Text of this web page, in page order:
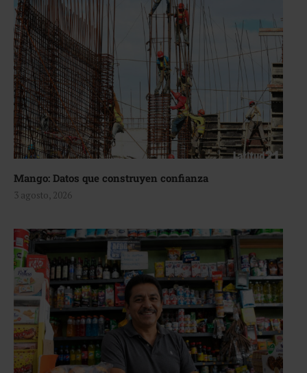
Mango: Datos que construyen confianza
3 agosto, 2026